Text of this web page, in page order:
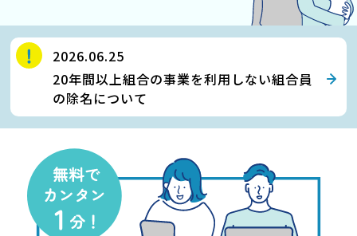
2026.06.25
20年間以上組合の事業を利用しない組合員
の除名について